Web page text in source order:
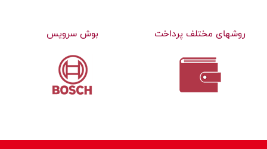
روشهای مختلف پرداخت بوش سرویس